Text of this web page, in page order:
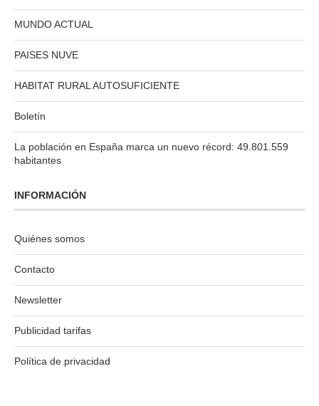
MUNDO ACTUAL
PAISES NUVE
HABITAT RURAL AUTOSUFICIENTE
Boletín
La población en España marca un nuevo récord: 49.801.559
habitantes
INFORMACIÓN
Quiénes somos
Contacto
Newsletter
Publicidad tarifas
Política de privacidad